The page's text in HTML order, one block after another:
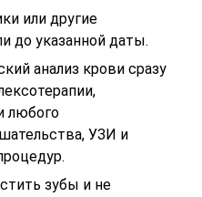
или другие
до указанной даты.
анализ крови сразу
любого
УЗИ и
зубы и не